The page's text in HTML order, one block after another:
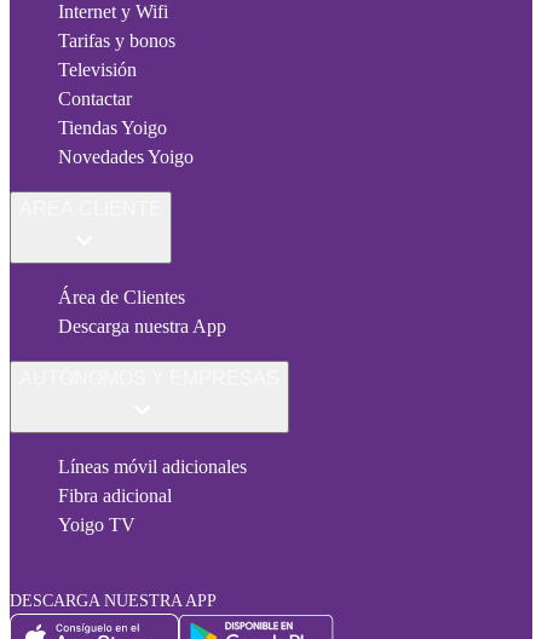
Internet y Wifi
Tarifas y bonos
Televisión
Contactar
Tiendas Yoigo
Novedades Yoigo
Área de Clientes
Descarga nuestra App
Líneas móvil adicionales
Fibra adicional
Yoigo TV
DESCARGA NUESTRA APP